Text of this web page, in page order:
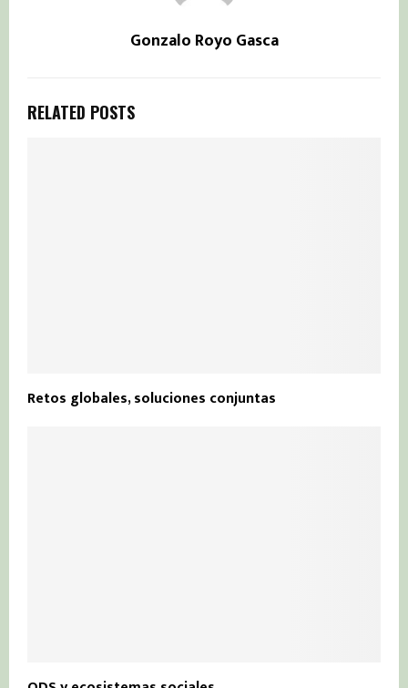
Gonzalo Royo Gasca
RELATED POSTS
Retos globales, soluciones conjuntas